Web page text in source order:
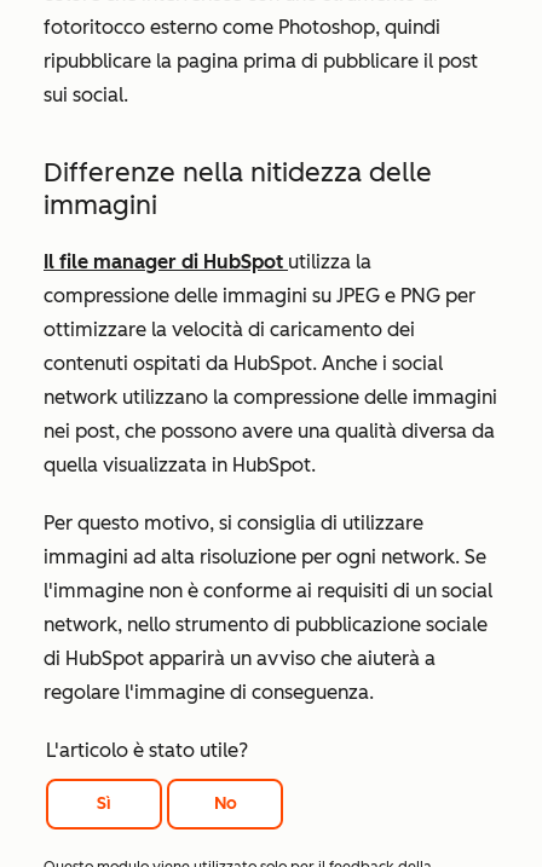
fotoritocco esterno come Photoshop, quindi
ripubblicare la pagina prima di pubblicare il post
sui social.
Differenze nella nitidezza delle
immagini
Il file manager di HubSpot utilizza la
compressione delle immagini su JPEG e PNG per
ottimizzare la velocità di caricamento dei
contenuti ospitati da HubSpot. Anche i social
network utilizzano la compressione delle immagini
nei post, che possono avere una qualità diversa da
quella visualizzata in HubSpot.
Per questo motivo, si consiglia di utilizzare
immagini ad alta risoluzione per ogni network. Se
l'immagine non è conforme ai requisiti di un social
network, nello strumento di pubblicazione sociale
di HubSpot apparirà un avviso che aiuterà a
regolare l'immagine di conseguenza.
L'articolo è stato utile?
Sì No